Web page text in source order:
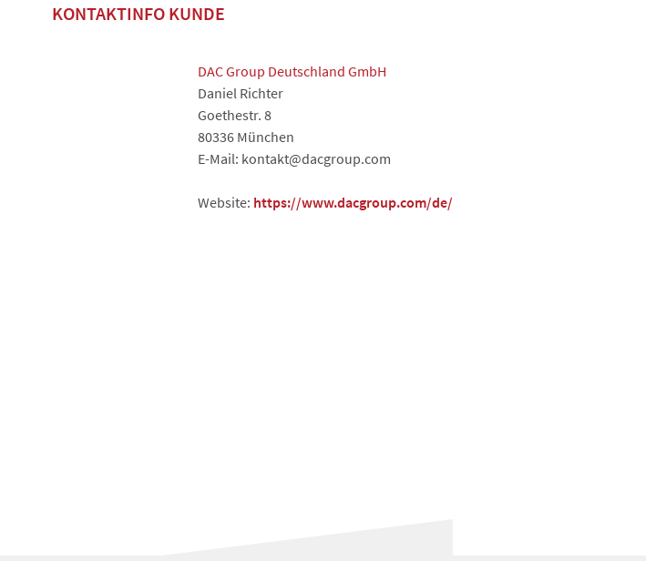
KONTAKTINFO KUNDE
DAC Group Deutschland GmbH
Daniel Richter
Goethestr. 8
80336 München
E-Mail: kontakt@dacgroup.com
Website: https://www.dacgroup.com/de/